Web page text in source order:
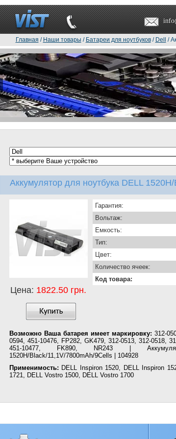
Главная / Наши товары / Батареи для ноутбуков/ Dell /
Аккумулятор для ноутбука DELL
Цена: 1822.50 грн.
Гарантия:
Вольтаж:
Емкость:
Тип:
Цвет:
Количество ячеек:
Код товара:
Возможно Ваша батарея имеет маркировку: 312-
0594, 451-10476, FP282, GK479, 312-0513, 312-0518,
451-10477, FK890, NR243 |
1520H/Black/11,1V/7800mAh/9Cells | 104928
Применимость: DELL Inspiron 1520, DELL Inspiron
1721, DELL Vostro 1500, DELL Vostro 1700